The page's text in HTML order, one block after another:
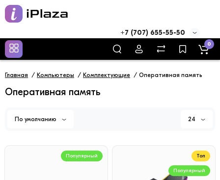
+7 (707) 655-55-50
0
Главная Компьютеры Комплектующие Оперативная память
Оперативная память
По умолчанию 24
Популярный Топ
Популярный